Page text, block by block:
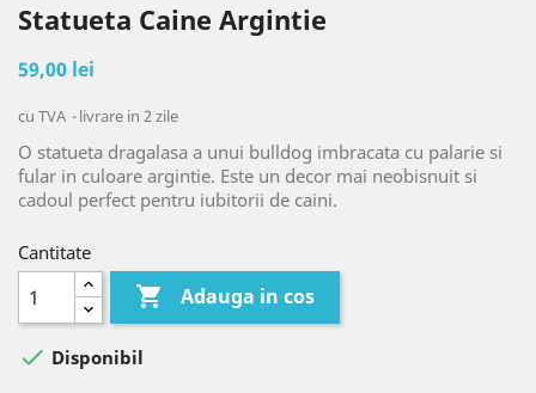
Statueta Caine Argintie
59,00 lei
cu TVA livrare in 2 zile
O statueta dragalasa a unui bulldog imbracata cu palarie si
fular in culoare argintie. Este un decor mai neobisnuit si
cadoul perfect pentru iubitorii de caini.
Cantitate
 Adauga in cos
 Disponibil